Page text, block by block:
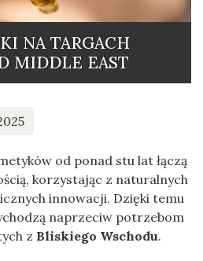
NA TARGACH
MIDDLE EAST
od ponad stu lat łączą
korzystając z naturalnych
innowacji. Dzięki temu
naprzeciw potrzebom
z Bliskiego Wschodu.